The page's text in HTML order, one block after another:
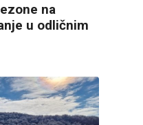
na
u odličnim